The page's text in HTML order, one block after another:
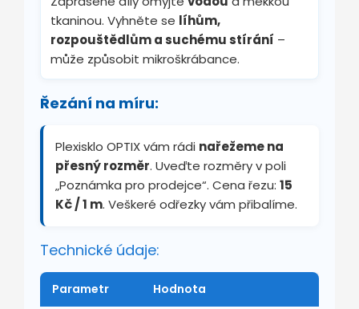
tkaninou. Vyhněte se líhům,
rozpouštědlům a suchému stírání –
může způsobit mikroškrábance.
Řezání na míru:
Plexisklo OPTIX vám rádi nařežeme na
přesný rozměr. Uveďte rozměry v poli
„Poznámka pro prodejce“. Cena řezu: 15
Kč / 1 m. Veškeré odřezky vám přibalíme.
Technické údaje:
Parametr Hodnota